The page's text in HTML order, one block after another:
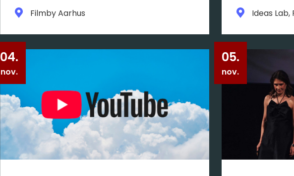
Filmby Aarhus Ideas Lab,
04.
nov.
05.
nov.